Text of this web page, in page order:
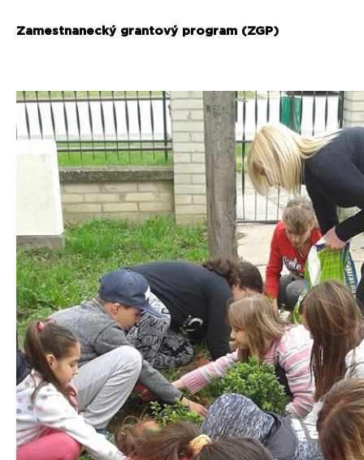
Zamestnanecký grantový program (ZGP)